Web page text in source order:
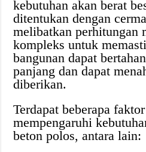
kebutuhan akan berat
ditentukan dengan
melibatkan perhitungan
kompleks untuk
bangunan dapat
panjang dan dapat
diberikan.
Terdapat beberapa
mempengaruhi
beton polos, antara lain: